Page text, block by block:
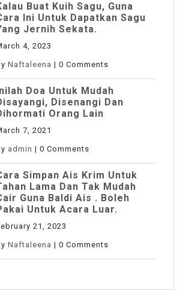
Buat Kuih Sagu, Guna
Ini Untuk Dapatkan Sagu
Jernih Sekata.
4, 2023
Naftaleena | 0 Comments
Inilah Doa Untuk Mudah
Disenangi Dan
Orang Lain
7, 2021
admin | 0 Comments
Simpan Ais Krim Untuk
Lama Dan Tak Mudah
Guna Baldi Ais . Boleh
Untuk Acara Luar.
21, 2023
Naftaleena | 0 Comments